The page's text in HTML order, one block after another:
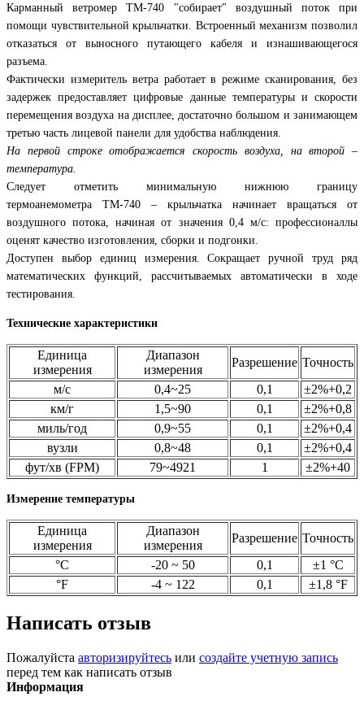
Карманный ветромер TM-740 "собирает" воздушный поток при
помощи чувствительной крыльчатки. Встроенный механизм позволил
отказаться от выносного путающего кабеля и изнашивающегося
разъема.
Фактически измеритель ветра работает в режиме сканирования, без
задержек предоставляет цифровые данные температуры и скорости
перемещения воздуха на дисплее, достаточно большом и занимающем
третью часть лицевой панели для удобства наблюдения.
На первой строке отображается скорость воздуха, на второй –
температура.
Следует отметить минимальную нижнюю границу
термоанемометра TM-740 – крыльчатка начинает вращаться от
воздушного потока, начиная от значения 0,4 м/с: профессионаллы
оценят качество изготовления, сборки и подгонки.
Доступен выбор единиц измерения. Сокращает ручной труд ряд
математических функций, рассчитываемых автоматически в ходе
тестирования.
Технические характеристики
Единица
измерения
Диапазон
измерения
Разрешение Точность
м/с
0,4~25 0,1
±2%+0,2
км/г
1,5~90 0,1
±2%+0,8
миль/год
0,9~55 0,1
±2%+0,4
вузли
0,8~48 0,1
±2%+0,4
фут/хв (FPM)
79~4921 1 ±2%+40
Измерение температуры
Единица
измерения
Диапазон
измерения
Разрешение Точность
°С
-20 ~ 50 0,1
±1 °С
°F
-4 ~ 122 0,1 ±1,8 °F
Написать отзыв
Пожалуйста авторизируйтесь или создайте учетную запись
перед тем как написать отзыв
Информация